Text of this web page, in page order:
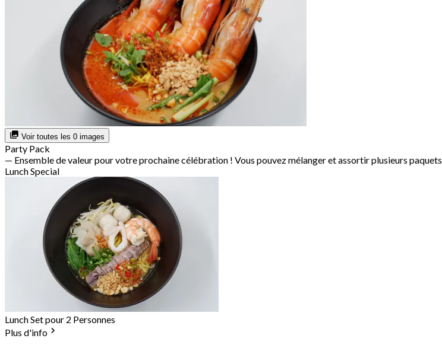
Voir toutes les 0 images
Party Pack
— Ensemble de valeur pour votre prochaine célébration ! Vous pouvez mélanger et assortir plusieurs paquets
Lunch Special
Lunch Set pour 2 Personnes
Plus d'info